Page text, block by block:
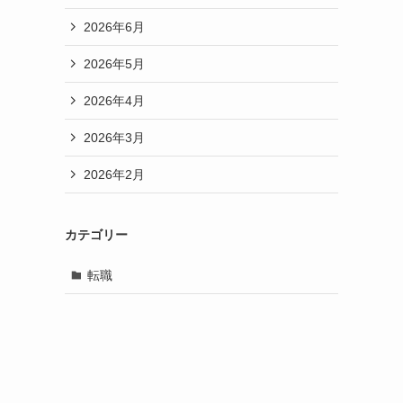
2026年6月
2026年5月
2026年4月
2026年3月
2026年2月
カテゴリー
転職